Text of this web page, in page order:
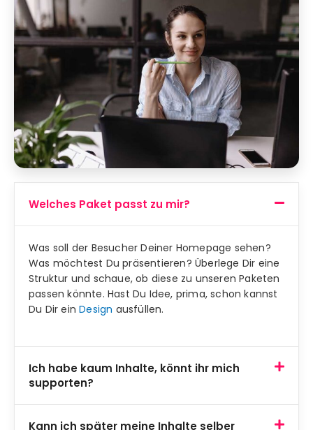
Welches Paket passt zu mir?
Was soll der Besucher Deiner Homepage sehen?
Was möchtest Du präsentieren? Überlege Dir eine
Struktur und schaue, ob diese zu unseren Paketen
passen könnte. Hast Du Idee, prima, schon kannst
Du Dir einDesign ausfüllen.
Ich habe kaum Inhalte, könnt ihr mich
supporten?
Kann ich später meine Inhalte selber